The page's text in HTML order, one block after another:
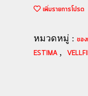
เพิ่มรายการโปรด
หมวดหมู่ : ขอ
ESTIMA ,